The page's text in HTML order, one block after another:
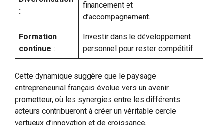
:
financement et
d’accompagnement.
Formation
continue :
Investir dans le développement
personnel pour rester compétitif.
Cette dynamique suggère que le paysage
entrepreneurial français évolue vers un avenir
prometteur, où les synergies entre les différents
acteurs contribueront à créer un véritable cercle
vertueux d’innovation et de croissance.